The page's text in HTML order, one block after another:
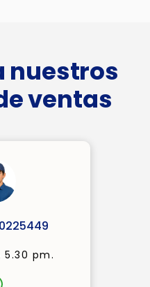
nuestros
ventas
5.30 pm.